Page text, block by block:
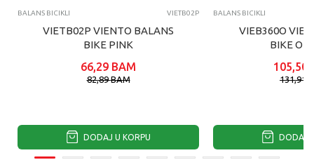
BALANS BICIKLI VIETB02P
VIETB02P VIENTO BALANS
BIKE PINK
66,29 BAM
82,89BAM
DODAJ U KORPU
BALANS BICIKLI
VIEB360O
BIKE
105,50
131,91
DODAJ